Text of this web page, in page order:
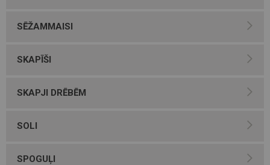
SĒŽAMMAISI
SKAPĪŠI
SKAPJI DRĒBĒM
SOLI
SPOGUĻI